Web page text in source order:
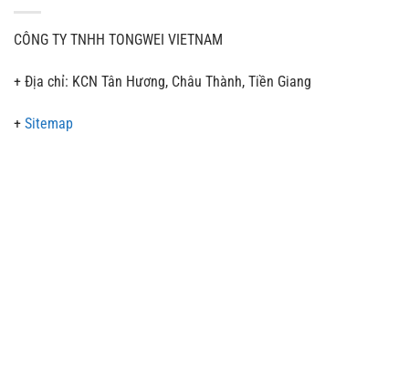
CÔNG TY TNHH TONGWEI VIETNAM
+ Địa chỉ: KCN Tân Hương, Châu Thành, Tiền Giang
+ Sitemap